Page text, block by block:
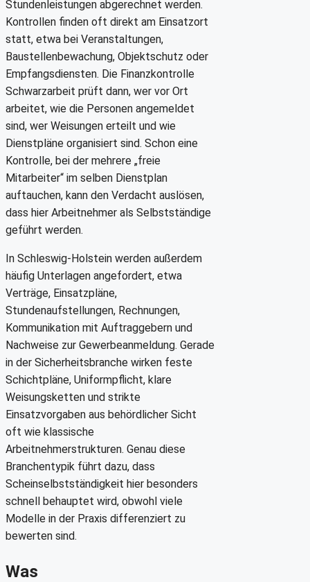
Stundenleistungen abgerechnet werden.
Kontrollen finden oft direkt am Einsatzort
statt, etwa bei Veranstaltungen,
Baustellenbewachung, Objektschutz oder
Empfangsdiensten. Die Finanzkontrolle
Schwarzarbeit prüft dann, wer vor Ort
arbeitet, wie die Personen angemeldet
sind, wer Weisungen erteilt und wie
Dienstpläne organisiert sind. Schon eine
Kontrolle, bei der mehrere „freie
Mitarbeiter“ im selben Dienstplan
auftauchen, kann den Verdacht auslösen,
dass hier Arbeitnehmer als Selbstständige
geführt werden.
In Schleswig-Holstein werden außerdem
häufig Unterlagen angefordert, etwa
Verträge, Einsatzpläne,
Stundenaufstellungen, Rechnungen,
Kommunikation mit Auftraggebern und
Nachweise zur Gewerbeanmeldung. Gerade
in der Sicherheitsbranche wirken feste
Schichtpläne, Uniformpflicht, klare
Weisungsketten und strikte
Einsatzvorgaben aus behördlicher Sicht
oft wie klassische
Arbeitnehmerstrukturen. Genau diese
Branchentypik führt dazu, dass
Scheinselbstständigkeit hier besonders
schnell behauptet wird, obwohl viele
Modelle in der Praxis differenziert zu
bewerten sind.
Was